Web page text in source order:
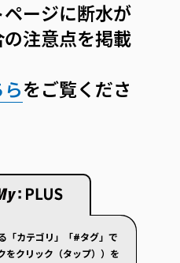
ージに断水が
注意点を掲載
をご覧くださ
「カテゴリ」「#タグ」で
をクリック（タップ））を